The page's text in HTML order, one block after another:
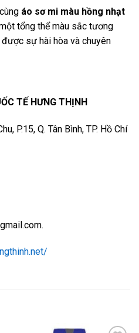
áo sơ mi màu hồng nhạt
tổng thể màu sắc tương
sự hài hòa và chuyên
TẾ HƯNG THỊNH
P.15, Q. Tân Bình, TP. Hồ Chí